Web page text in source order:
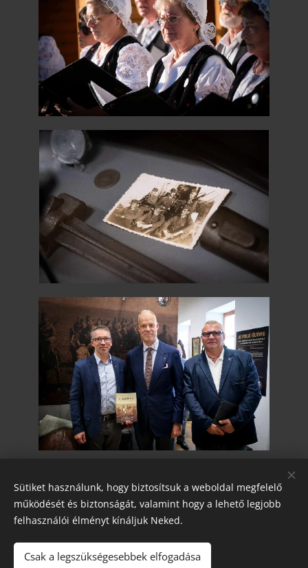
Share
Had- és Kultúrtörténeti Egyesület
Sütiket használunk, hogy biztosítsuk a weboldal megfelelő
működését és biztonságát, valamint hogy a lehető legjobb
felhasználói élményt kínáljuk Neked.
Csak a legszükségesebbek elfogadása